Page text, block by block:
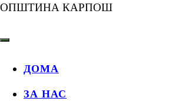
ОПШТИНА КАРПОШ
ДОМА
ЗА НАС